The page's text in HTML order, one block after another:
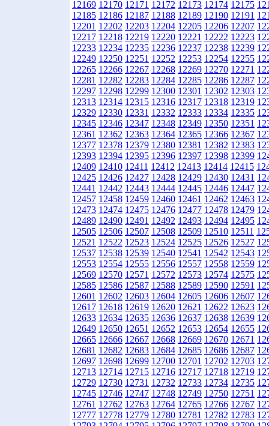
12169 12170 12171 12172 12173 12174 12175
12185 12186 12187 12188 12189 12190 12191
12201 12202 12203 12204 12205 12206 12207
12217 12218 12219 12220 12221 12222 12223
12233 12234 12235 12236 12237 12238 12239
12249 12250 12251 12252 12253 12254 12255
12265 12266 12267 12268 12269 12270 12271
12281 12282 12283 12284 12285 12286 12287
12297 12298 12299 12300 12301 12302 12303
12313 12314 12315 12316 12317 12318 12319
12329 12330 12331 12332 12333 12334 12335
12345 12346 12347 12348 12349 12350 12351
12361 12362 12363 12364 12365 12366 12367
12377 12378 12379 12380 12381 12382 12383
12393 12394 12395 12396 12397 12398 12399
12409 12410 12411 12412 12413 12414 12415
12425 12426 12427 12428 12429 12430 12431
12441 12442 12443 12444 12445 12446 12447
12457 12458 12459 12460 12461 12462 12463
12473 12474 12475 12476 12477 12478 12479
12489 12490 12491 12492 12493 12494 12495
12505 12506 12507 12508 12509 12510 12511
12521 12522 12523 12524 12525 12526 12527
12537 12538 12539 12540 12541 12542 12543
12553 12554 12555 12556 12557 12558 12559
12569 12570 12571 12572 12573 12574 12575
12585 12586 12587 12588 12589 12590 12591
12601 12602 12603 12604 12605 12606 12607
12617 12618 12619 12620 12621 12622 12623
12633 12634 12635 12636 12637 12638 12639
12649 12650 12651 12652 12653 12654 12655
12665 12666 12667 12668 12669 12670 12671
12681 12682 12683 12684 12685 12686 12687
12697 12698 12699 12700 12701 12702 12703
12713 12714 12715 12716 12717 12718 12719
12729 12730 12731 12732 12733 12734 12735
12745 12746 12747 12748 12749 12750 12751
12761 12762 12763 12764 12765 12766 12767
12777 12778 12779 12780 12781 12782 12783